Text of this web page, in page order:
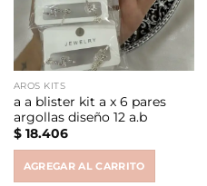
AROS KITS
a a blister kit a x 6 pares
argollas diseño 12 a.b
$18.406
AGREGAR AL CARRITO